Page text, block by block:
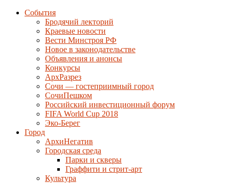
События
Бродячий лекторий
Краевые новости
Вести Минстроя РФ
Новое в законодательстве
Объявления и анонсы
Конкурсы
АрхРазрез
Сочи — гостеприимный город
СочиПешком
Российский инвестиционный форум
FIFA World Cup 2018
Эко-Берег
Город
АрхиНегатив
Городская среда
Парки и скверы
Граффити и стрит-арт
Культура